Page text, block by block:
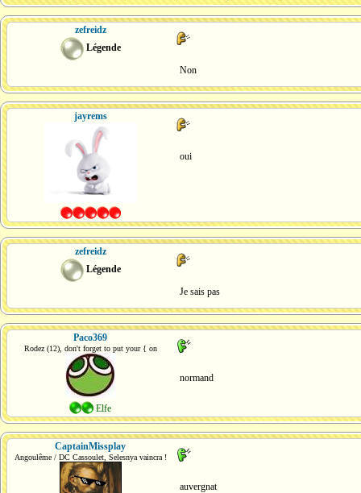
zefreidz
Légende
Non
jayrems
oui
zefreidz
Légende
Je sais pas
Paco369
Rodez (12), don't forget to put your { on
Elfe
normand
CaptainMissplay
Angoulême / DC Cassoulet, Selesnya vaincra !
auvergnat